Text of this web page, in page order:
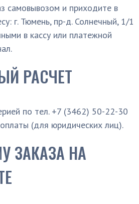
самовывозом и приходите в
г. Тюмень, пр-д. Солнечный, 1/1
в кассу или платежной
РАСЧЕТ
по тел. +7 (3462) 50-22-30
(для юридических лиц).
ЗАКАЗА НА